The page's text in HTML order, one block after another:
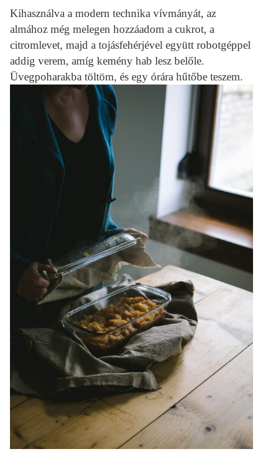
Kihasználva a modern technika vívmányát, az
almához még melegen hozzáadom a cukrot, a
citromlevet, majd a tojásfehérjével együtt robotgéppel
addig verem, amíg kemény hab lesz belőle.
Üvegpoharakba töltöm, és egy órára hűtőbe teszem.